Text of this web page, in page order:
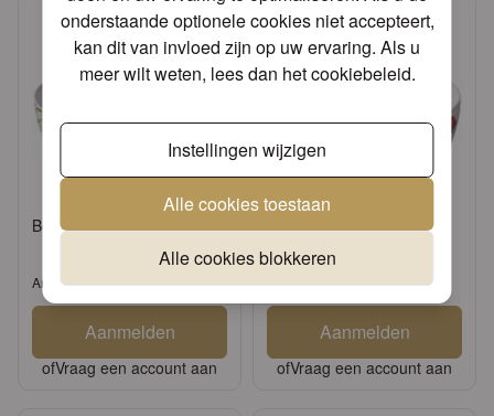
onderstaande optionele cookies niet accepteert,
kan dit van invloed zijn op uw ervaring. Als u
meer wilt weten, lees dan hetcookiebeleid.
Instellingen wijzigen
Alle cookies toestaan
Alle cookies blokkeren
Bowl Jungle leaves white
Artikel: 14818215
Aanmelden
ofVraag een account aan
Bowl Fancy bow red/white
Artikel: 34821325
Aanmelden
ofVraag een account aan